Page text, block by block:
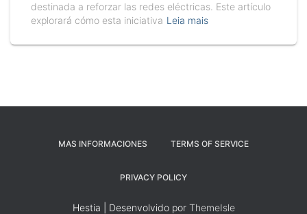
destinada a reforzar las redes eléctricas. Este artículo
explorará cómo esta iniciativa Leia mais
MAS INFORMACIONES TERMS OF SERVICE
PRIVACY POLICY
Hestia | Desenvolvido por ThemeIsle